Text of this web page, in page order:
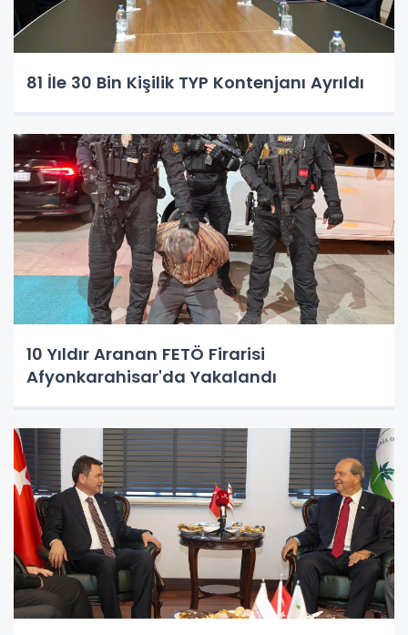
81 İle 30 Bin Kişilik TYP Kontenjanı Ayrıldı
10 Yıldır Aranan FETÖ Firarisi
Afyonkarahisar'da Yakalandı